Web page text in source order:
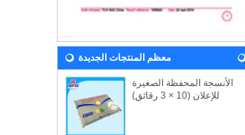
معظم المنتجات الجديدة
الأنسجة المحفظة الصغيرة
للإعلان (10 × 3 رقائق)